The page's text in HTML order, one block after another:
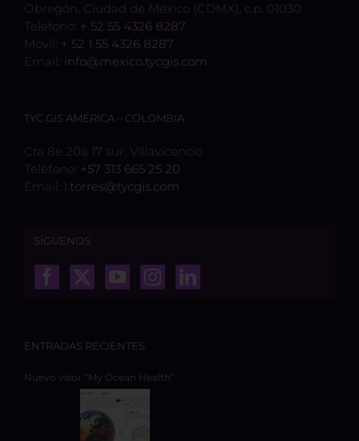
Obregón, Ciudad de México (CDMX), c.p. 01030
Teléfono: + 52 55 4326 8287
Móvil: + 52 1 55 4326 8287
Email: info@mexico.tycgis.com
TYC GIS AMÉRICA – COLOMBIA
Cra 8e 20a 17 sur, Villavicencio
Teléfono: +57 313 665 25 20
Email: l.torres@tycgis.com
SÍGUENOS
ENTRADAS RECIENTES
Nuevo visor “My Ocean Health”